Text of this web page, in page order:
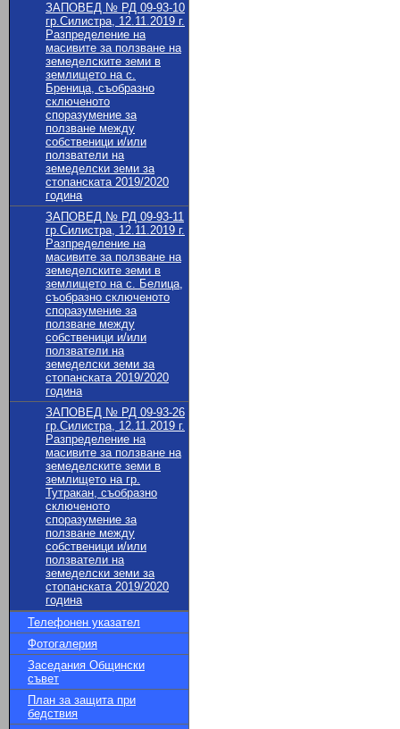
ЗАПОВЕД № РД 09-93-10
гр.Силистра, 12.11.2019 г.
Разпределение на
масивите за ползване на
земеделските земи в
землището на с.
Бреница, съобразно
сключеното
споразумение за
ползване между
собственици и/или
ползватели на
земеделски земи за
стопанската 2019/2020
година
ЗАПОВЕД № РД 09-93-11
гр.Силистра, 12.11.2019 г.
Разпределение на
масивите за ползване на
земеделските земи в
землището на с. Белица,
съобразно сключеното
споразумение за
ползване между
собственици и/или
ползватели на
земеделски земи за
стопанската 2019/2020
година
ЗАПОВЕД № РД 09-93-26
гр.Силистра, 12.11.2019 г.
Разпределение на
масивите за ползване на
земеделските земи в
землището на гр.
Тутракан, съобразно
сключеното
споразумение за
ползване между
собственици и/или
ползватели на
земеделски земи за
стопанската 2019/2020
година
Телефонен указател
Фотогалерия
Заседания Общински
съвет
План за защита при
бедствия